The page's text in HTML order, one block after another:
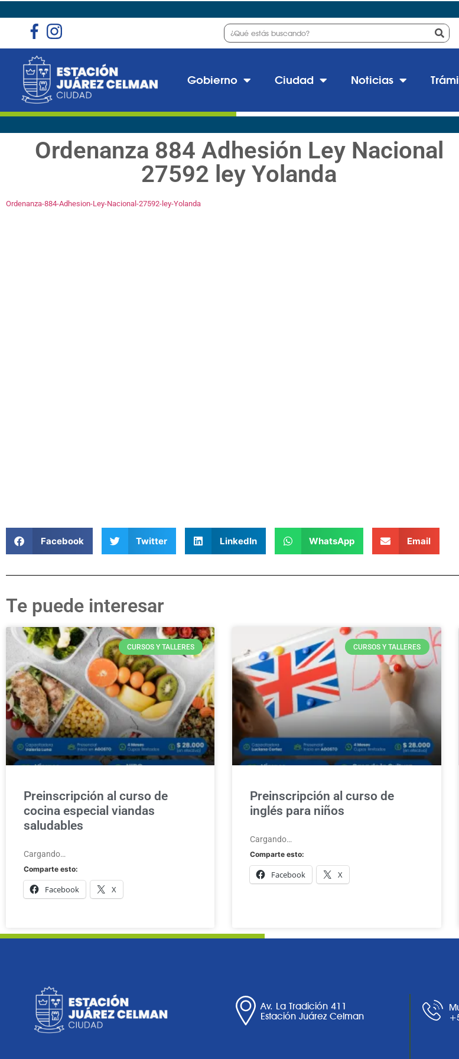
Gobierno Ciudad Noticias
Ordenanza 884 Adhesión Ley Nacional
27592 ley Yolanda
Ordenanza-884-Adhesion-Ley-Nacional-27592-ley-Yolanda
Facebook Twitter LinkedIn WhatsApp Email
Te puede interesar
CURSOS Y TALLERES
Preinscripción al curso de
cocina especial viandas
saludables
Cargando…
Comparte esto:
Facebook X
CURSOS Y TALLERES
Preinscripción al curso de
inglés para niños
Cargando…
Comparte esto:
Facebook X
Av. La Tradición 411
Estación Juárez Celman